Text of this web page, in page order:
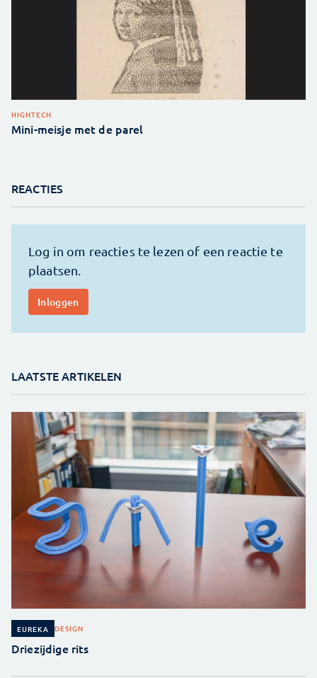
HIGHTECH
Mini-meisje met de parel
REACTIES
LAATSTE ARTIKELEN
EUREKA DESIGN
Driezijdige rits